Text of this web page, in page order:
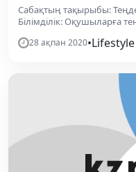
Сабақтың тақырыбы:
Білімділік: Оқушыларға
28 ақпан 2020•Lifestyle